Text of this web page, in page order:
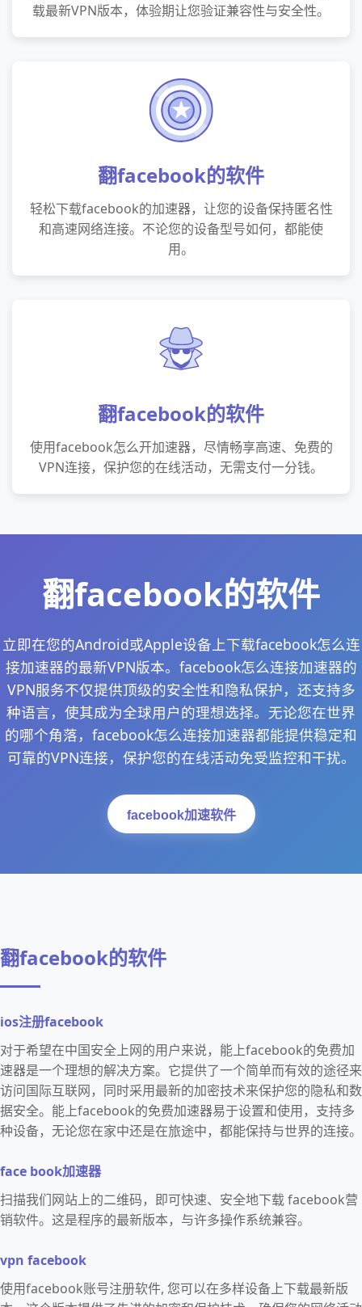
载最新VPN版本，体验期让您验证兼容性与安全性。
翻facebook的软件
轻松下载facebook的加速器，让您的设备保持匿名性
和高速网络连接。不论您的设备型号如何，都能使
用。
翻facebook的软件
使用facebook怎么开加速器，尽情畅享高速、免费的
VPN连接，保护您的在线活动，无需支付一分钱。
翻facebook的软件
立即在您的Android或Apple设备上下载facebook怎么连
接加速器的最新VPN版本。facebook怎么连接加速器的
VPN服务不仅提供顶级的安全性和隐私保护，还支持多
种语言，使其成为全球用户的理想选择。无论您在世界
的哪个角落，facebook怎么连接加速器都能提供稳定和
可靠的VPN连接，保护您的在线活动免受监控和干扰。
facebook加速软件
翻facebook的软件
ios注册facebook
对于希望在中国安全上网的用户来说，能上facebook的免费加
速器是一个理想的解决方案。它提供了一个简单而有效的途径来
访问国际互联网，同时采用最新的加密技术来保护您的隐私和数
据安全。能上facebook的免费加速器易于设置和使用，支持多
种设备，无论您在家中还是在旅途中，都能保持与世界的连接。
face book加速器
扫描我们网站上的二维码，即可快速、安全地下载 facebook营
销软件。这是程序的最新版本，与许多操作系统兼容。
vpn facebook
使用facebook账号注册软件, 您可以在多样设备上下载最新版